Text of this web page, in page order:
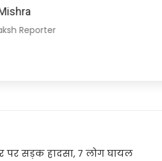
Rawat
Reporter
पर सड़क हादसा, 7 लोग घायल